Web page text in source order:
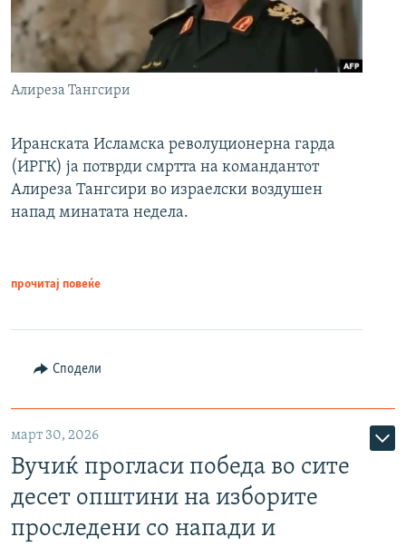
Алиреза Тангсири
Иранската Исламска револуционерна гарда
(ИРГК) ја потврди смртта на командантот
Алиреза Тангсири во израелски воздушен
напад минатата недела.
прочитај повеќе
Сподели
март 30, 2026
Вучиќ прогласи победа во сите
десет општини на изборите
проследени со напади и